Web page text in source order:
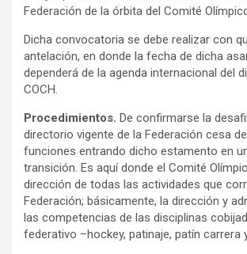
Federación de la órbita del Comité
Dicha convocatoria se debe realizar con
antelación, en donde la fecha de dicha
dependerá de la agenda internacional del
COCH.
Procedimientos. De confirmarse la
directorio vigente de la Federación cesa
funciones entrando dicho estamento en
transición. Es aquí donde el Comité
dirección de todas las actividades que
Federación; básicamente, la dirección y
las competencias de las disciplinas
federativo –hockey, patinaje, patín carrera